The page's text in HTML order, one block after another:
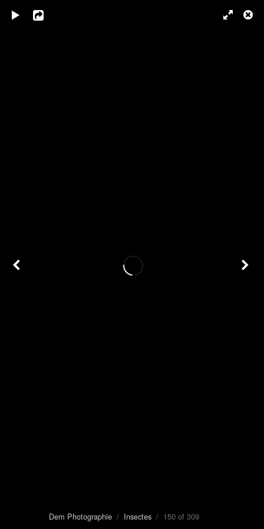
Dem Photographie/ Insectes/ 150 of 309